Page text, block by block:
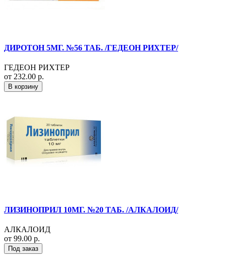
ДИРОТОН 5МГ. №56 ТАБ. /ГЕДЕОН РИХТЕР/
ГЕДЕОН РИХТЕР
от 232.00 р.
В корзину
ЛИЗИНОПРИЛ 10МГ. №20 ТАБ. /АЛКАЛОИД/
АЛКАЛОИД
от 99.00 р.
Под заказ